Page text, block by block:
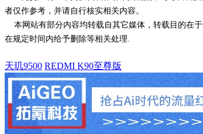
者仅作参考，并请自行核实相关内容。
本网站有部分内容均转载自其它媒体，转载目的在
在规定时间内给予删除等相关处理.
天玑9500 REDMI K90至尊版